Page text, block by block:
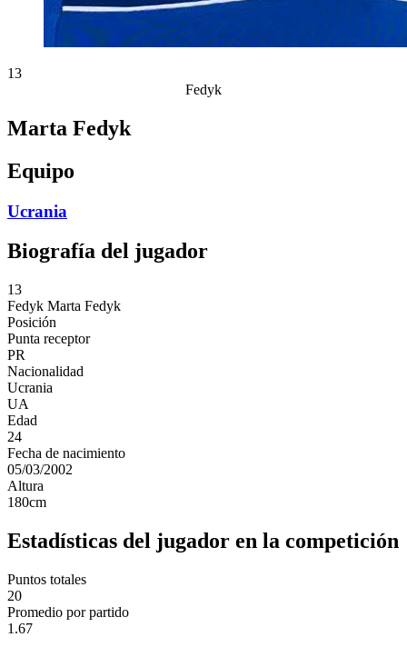
13
Fedyk
Marta Fedyk
Equipo
Ucrania
Biografía del jugador
13
Fedyk Marta Fedyk
Posición
Punta receptor
PR
Nacionalidad
Ucrania
UA
Edad
24
Fecha de nacimiento
05/03/2002
Altura
180cm
Estadísticas del jugador en la competición
Puntos totales
20
Promedio por partido
1.67